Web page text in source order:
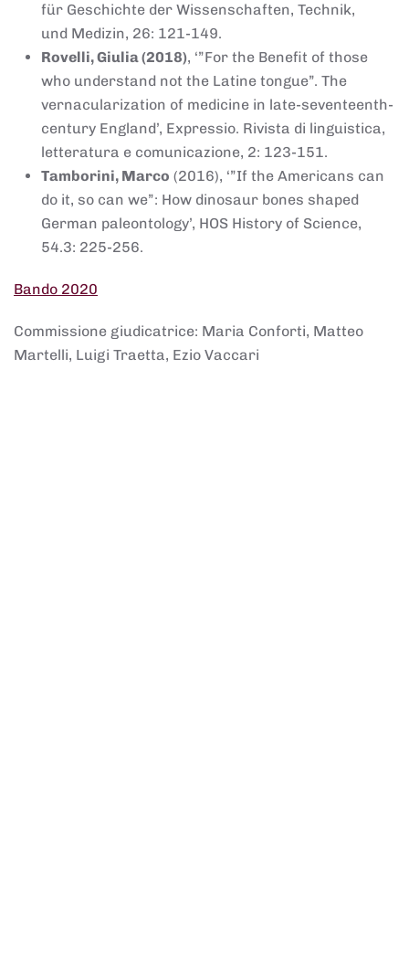
für Geschichte der Wissenschaften, Technik,
und Medizin, 26: 121-149.
Rovelli, Giulia (2018), ‘”For the Benefit of those
who understand not the Latine tongue”. The
vernacularization of medicine in late-seventeenth-
century England’, Expressio. Rivista di linguistica,
letteratura e comunicazione, 2: 123-151.
Tamborini, Marco (2016), ‘”If the Americans can
do it, so can we”: How dinosaur bones shaped
German paleontology’, HOS History of Science,
54.3: 225-256.
Bando 2020
Commissione giudicatrice: Maria Conforti, Matteo
Martelli, Luigi Traetta, Ezio Vaccari